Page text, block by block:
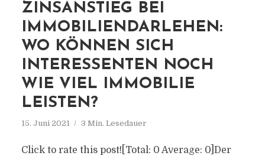
ZINSANSTIEG BEI
IMMOBILIENDARLEHEN:
WO KÖNNEN SICH
INTERESSENTEN NOCH
WIE VIEL IMMOBILIE
LEISTEN?
15. Juni 2021 3 Min. Lesedauer
Click to rate this post![Total: 0 Average: 0]Der